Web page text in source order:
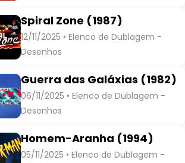
Spiral Zone (1987)
12/11/2025 • Elenco de Dublagem -
Desenhos
Guerra das Galáxias (1982)
06/11/2025 • Elenco de Dublagem -
Desenhos
Homem-Aranha (1994)
05/11/2025 • Elenco de Dublagem -